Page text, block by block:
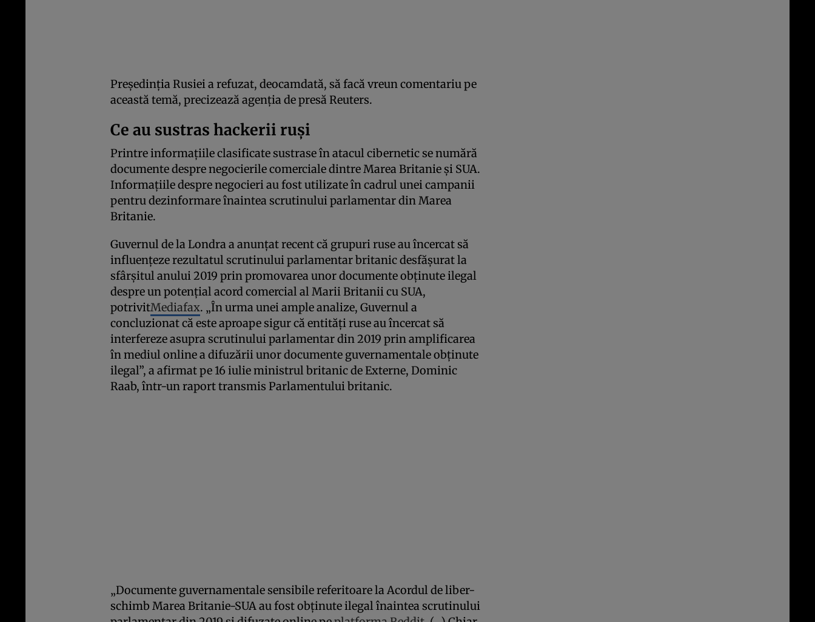
Preşedinţia Rusiei a refuzat, deocamdată, să facă vreun comentariu pe
această temă, precizează agenţia de presă Reuters.
Ce au sustras hackerii ruși
Printre informaţiile clasificate sustrase în atacul cibernetic se numără
documente despre negocierile comerciale dintre Marea Britanie şi SUA.
Informaţiile despre negocieri au fost utilizate în cadrul unei campanii
pentru dezinformare înaintea scrutinului parlamentar din Marea
Britanie.
Guvernul de la Londra a anunţat recent că grupuri ruse au încercat să
influenţeze rezultatul scrutinului parlamentar britanic desfăşurat la
sfârşitul anului 2019 prin promovarea unor documente obţinute ilegal
despre un potenţial acord comercial al Marii Britanii cu SUA,
potrivitMediafax. „În urma unei ample analize, Guvernul a
concluzionat că este aproape sigur că entităţi ruse au încercat să
interfereze asupra scrutinului parlamentar din 2019 prin amplificarea
în mediul online a difuzării unor documente guvernamentale obţinute
ilegal”, a afirmat pe 16 iulie ministrul britanic de Externe, Dominic
Raab, într-un raport transmis Parlamentului britanic.
„Documente guvernamentale sensibile referitoare la Acordul de liber-
schimb Marea Britanie-SUA au fost obţinute ilegal înaintea scrutinului